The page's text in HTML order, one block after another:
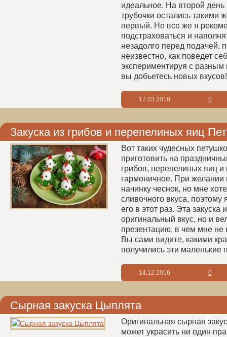
идеальное. На второй
трубочки остались такими
первый. Но все же я
подстраховаться и
незадолго перед подачей,
неизвестно, как поведет
экспериментируя с разным
вы добьетесь новых вкусов!
17.03.2018 0
Закуска из грибов и перепелиных яиц
Вот таких чудесных
приготовить на
грибов, перепелиных яиц
гармоничное. При желании
начинку чеснок, но мне
сливочного вкуса, поэтому
его в этот раз. Эта закуска
оригинальный вкус, но и
презентацию, в чем мне не
Вы сами видите, какими
получились эти маленькие
14.12.2016 0
Сырная закуска Цыплята
Оригинальная сырная
может украсить ни один